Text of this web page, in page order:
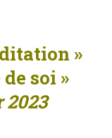
»
soi »